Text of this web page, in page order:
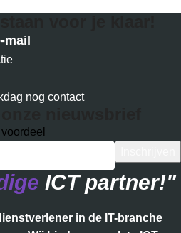
nog contact
ICT partner!"
in de IT-branche